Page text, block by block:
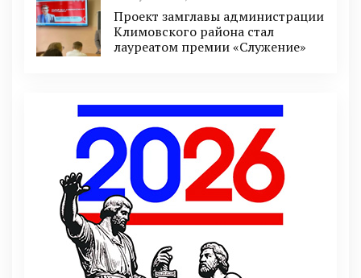
Проект замглавы администрации
Климовского района стал
лауреатом премии «Служение»